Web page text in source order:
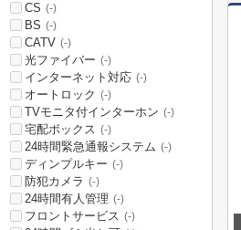
CS (-)
BS (-)
CATV (-)
光ファイバー (-)
インターネット対応 (-)
オートロック (-)
TVモニタ付インターホン (-)
宅配ボックス (-)
24時間緊急通報システム (-)
ディンプルキー (-)
防犯カメラ (-)
24時間有人管理 (-)
フロントサービス (-)